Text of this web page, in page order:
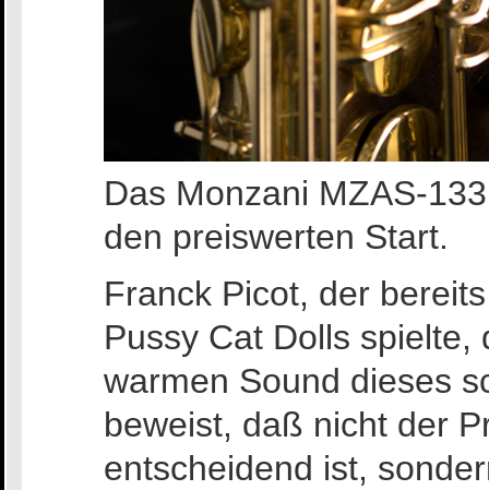
Das Monzani MZAS-
den preiswerten Start.
Franck Picot, der
Pussy Cat Dolls
warmen Sound dieses
beweist, daß nicht der
entscheidend ist,